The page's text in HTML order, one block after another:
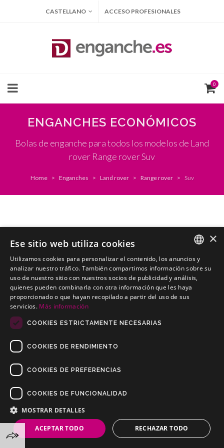
CASTELLANO ACCESO PROFESIONALES
0
ENGANCHES ECONÓMICOS
Bolas de enganche para todos los modelos de Land
rover Range rover Suv
Home Enganches Land rover Range rover Suv
LAND ROVER Range Rover SUV 01-01-1987 a
31-12-1994
Enganches económicos para LAND ROVER Range Rover SUV 01-
01-1987 a 31-12-1994
Copyrights © 2019 Todos los Derechos Reservados Dilusur, S.L.
Condiciones de Venta /
Política de Privacidad
/Política de Cookies
SPANISH
PORTUGUESE
×
Ese sitio web utiliza cookies
Utilizamos cookies para personalizar el contenido, los anuncios y
analizar nuestro tráfico. También compartimos información sobre su
uso de nuestro sitio con nuestros socios de publicidad y análisis,
quienes pueden combinarla con otra información que les haya
proporcionado o que hayan recopilado a partir del uso de sus
servicios. Más información
COOKIES ESTRICTAMENTE NECESARIAS
COOKIES DE RENDIMIENTO
COOKIES DE PREFERENCIAS
COOKIES DE FUNCIONALIDAD
MOSTRAR DETALLES
ACEPTAR TODO RECHAZAR TODO